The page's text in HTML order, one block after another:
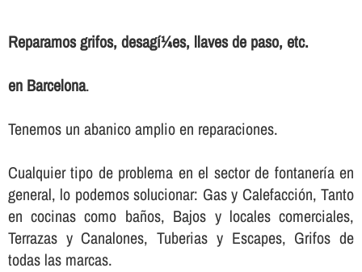
Reparamos grifos, desagí¼es, llaves de paso, etc.
en Barcelona.
Tenemos un abanico amplio en reparaciones.
Cualquier tipo de problema en el sector de fontanerí­a en
general, lo podemos solucionar: Gas y Calefacción, Tanto
en cocinas como baños, Bajos y locales comerciales,
Terrazas y Canalones, Tuberias y Escapes, Grifos de
todas las marcas.